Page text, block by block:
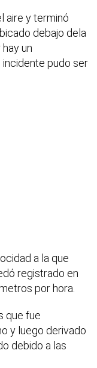
aire y terminó
debajo dela
un
pudo ser
a la que
registrado en
por hora.
que fue
y luego derivado
debido a las